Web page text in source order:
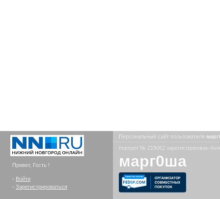
Привет, Гость !
- Войти
- Зарегистрироваться
Персональный сайт пользователя
портрет № 219062 зарегистрирован
марг0ша